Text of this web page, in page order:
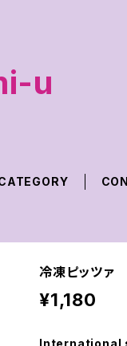
u
冷凍ピッツァ
¥1,180
International